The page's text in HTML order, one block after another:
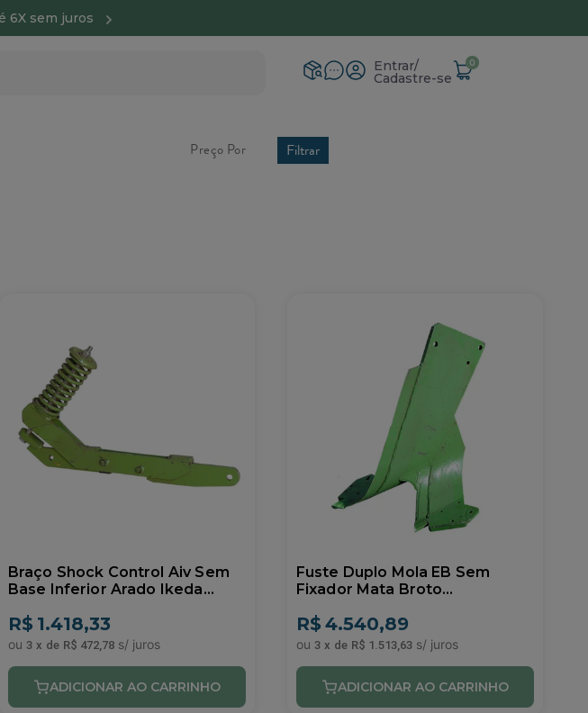
6X sem juros
Entrar
Cadastre-se
0
Preço Por Filtrar
Braço Shock Control Aiv Sem
Base Inferior Arado Ikeda
R$ 1.418,33
3 x de R$ 472,78
Fuste Duplo Mola EB Sem
Fixador Mata Broto
R$ 4.540,89
3 x de R$ 1.513,63